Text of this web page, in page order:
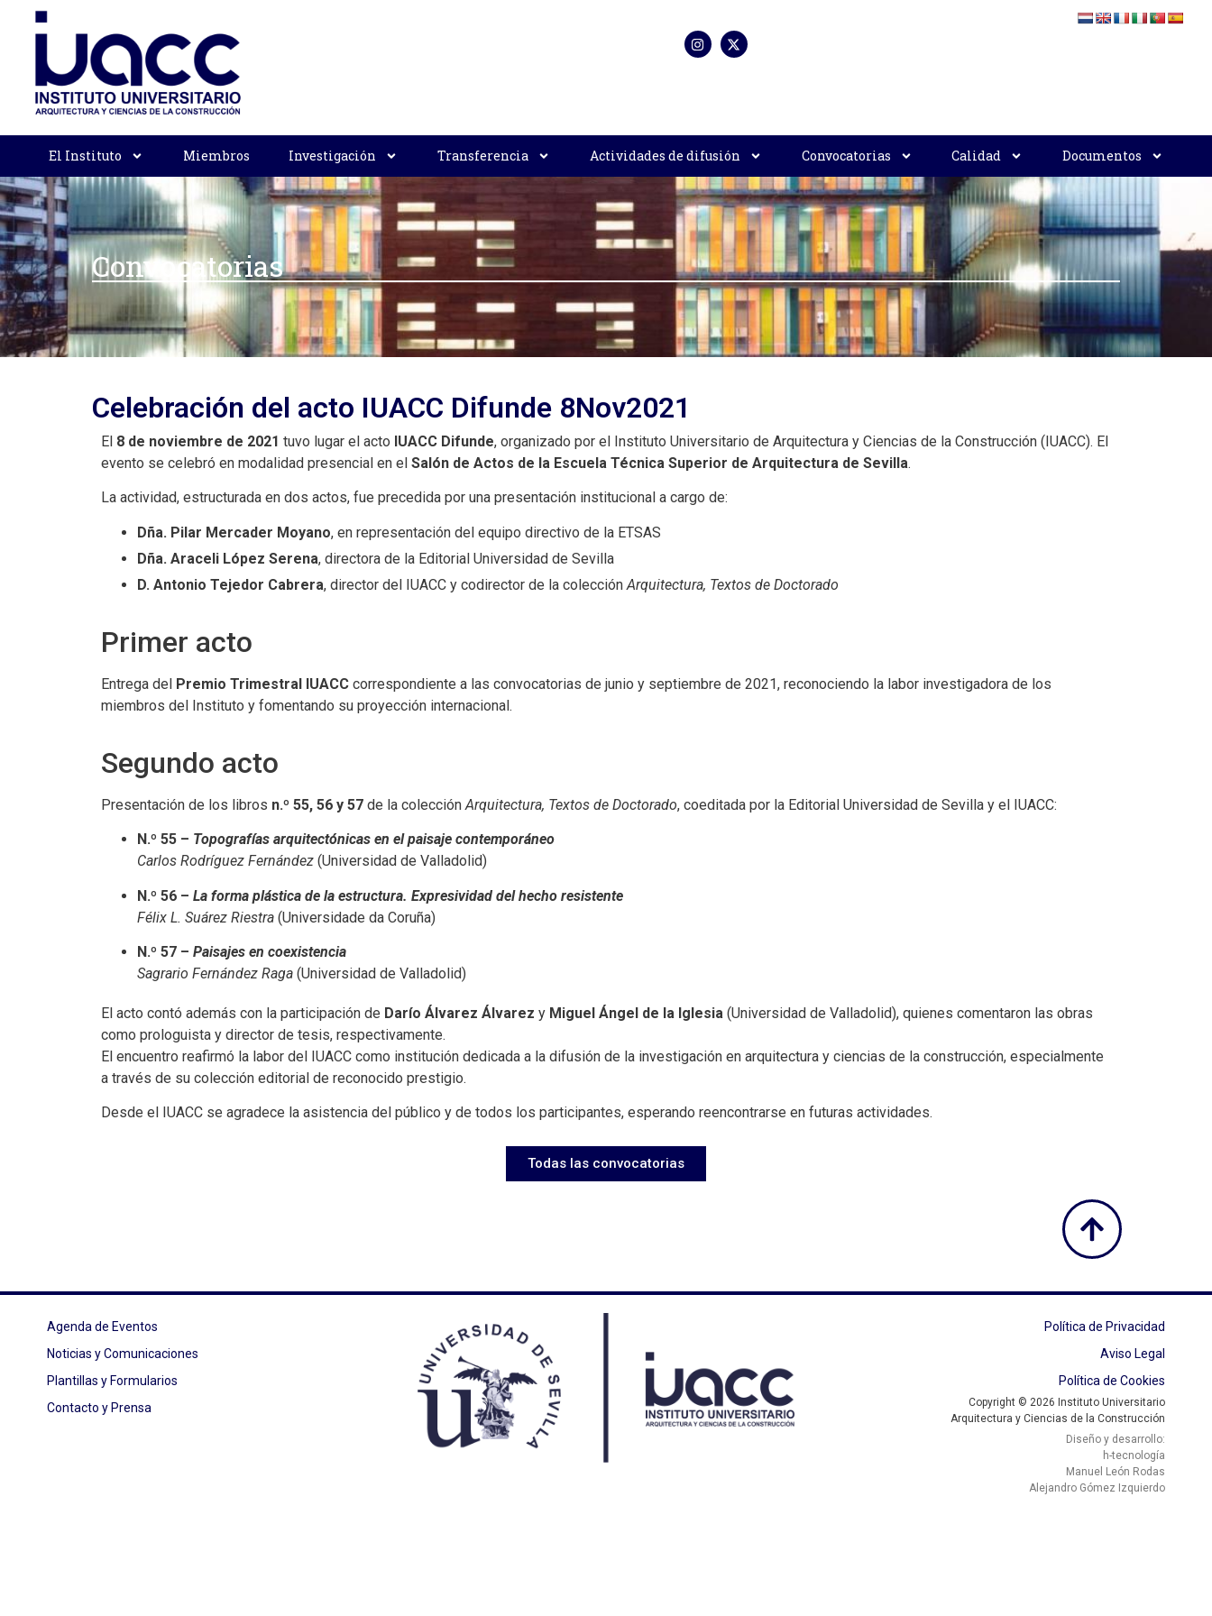
El Instituto Miembros Investigación Transferencia Actividades de difusión Convocatorias Calidad Documentos
Convocatorias
Celebración del acto IUACC Difunde 8Nov2021
El 8 de noviembre de 2021 tuvo lugar el acto IUACC Difunde, organizado por el Instituto Universitario de Arquitectura y Ciencias de la Construcción (IUACC). El
evento se celebró en modalidad presencial en el Salón de Actos de la Escuela Técnica Superior de Arquitectura de Sevilla.
La actividad, estructurada en dos actos, fue precedida por una presentación institucional a cargo de:
Dña. Pilar Mercader Moyano, en representación del equipo directivo de la ETSAS
Dña. Araceli López Serena, directora de la Editorial Universidad de Sevilla
D. Antonio Tejedor Cabrera, director del IUACC y codirector de la colección Arquitectura, Textos de Doctorado
Primer acto
Entrega del Premio Trimestral IUACC correspondiente a las convocatorias de junio y septiembre de 2021, reconociendo la labor investigadora de los
miembros del Instituto y fomentando su proyección internacional.
Segundo acto
Presentación de los libros n.º 55, 56 y 57 de la colección Arquitectura, Textos de Doctorado, coeditada por la Editorial Universidad de Sevilla y el IUACC:
N.º 55 – Topografías arquitectónicas en el paisaje contemporáneo
Carlos Rodríguez Fernández (Universidad de Valladolid)
N.º 56 – La forma plástica de la estructura. Expresividad del hecho resistente
Félix L. Suárez Riestra (Universidade da Coruña)
N.º 57 – Paisajes en coexistencia
Sagrario Fernández Raga (Universidad de Valladolid)
El acto contó además con la participación de Darío Álvarez Álvarez y Miguel Ángel de la Iglesia (Universidad de Valladolid), quienes comentaron las obras
como prologuista y director de tesis, respectivamente.
El encuentro reafirmó la labor del IUACC como institución dedicada a la difusión de la investigación en arquitectura y ciencias de la construcción, especialmente
a través de su colección editorial de reconocido prestigio.
Desde el IUACC se agradece la asistencia del público y de todos los participantes, esperando reencontrarse en futuras actividades.
Todas las convocatorias
Agenda de Eventos
Noticias y Comunicaciones
Plantillas y Formularios
Contacto y Prensa
Política de Privacidad
Aviso Legal
Política de Cookies
Copyright © 2026 Instituto Universitario
Arquitectura y Ciencias de la Construcción
Diseño y desarrollo:
h-tecnología
Manuel León Rodas
Alejandro Gómez Izquierdo